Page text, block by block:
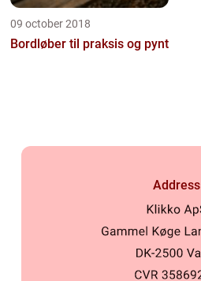
09 october 2018
Bordløber til praksis og pynt
Address